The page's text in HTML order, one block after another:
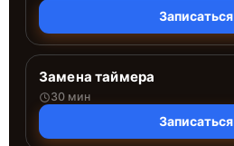
Записаться
Замена таймера
30 мин
Записаться